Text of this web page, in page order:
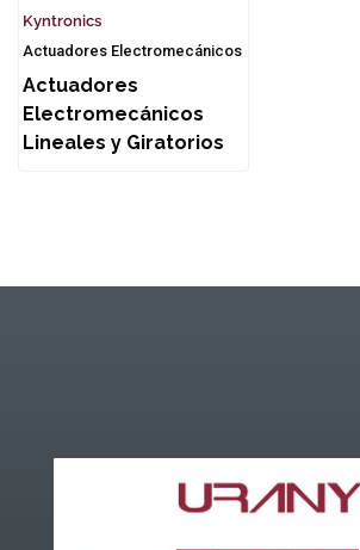
Kyntronics
Actuadores Electromecánicos
Actuadores
Electromecánicos
Lineales y Giratorios